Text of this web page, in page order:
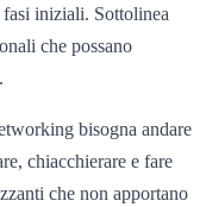
fasi iniziali. Sottolinea
che possano
bisogna andare
chiacchierare e fare
che non apportano